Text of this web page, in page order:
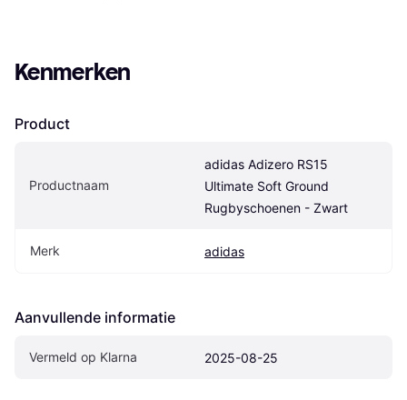
Kenmerken
Product
Productnaam
adidas Adizero RS15
Ultimate Soft Ground
Rugbyschoenen - Zwart
Merk adidas
Aanvullende informatie
Vermeld op Klarna 2025-08-25